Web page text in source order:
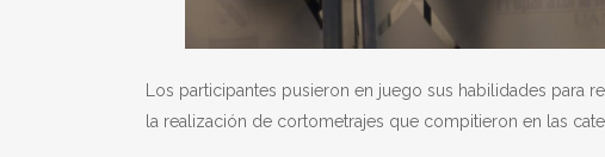
Los participantes pusieron en juego sus habilidades para
la realización de cortometrajes que compitieron en las